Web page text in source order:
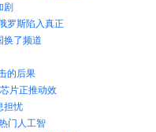
剧
罗斯陷入真正
换了频道
的后果
片正推动效
担忧
门人工智